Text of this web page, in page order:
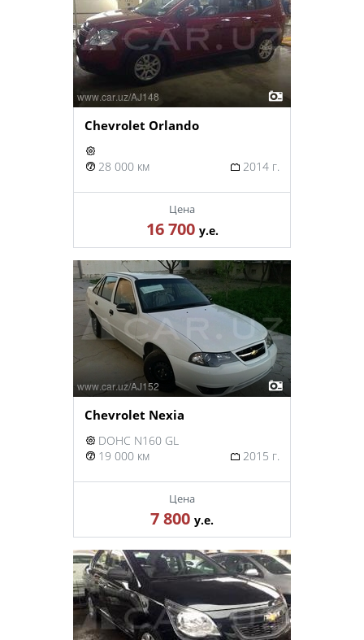
Chevrolet Orlando
28 000 км 2014 г.
Цена
16 700 у.е.
Chevrolet Nexia
DOHC N160 GL
19 000 км
2015 г.
Цена
7 800 у.е.